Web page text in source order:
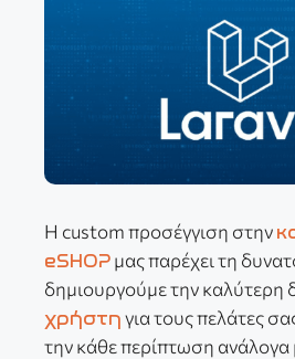
Η custom προσέγγιση στην
eSHOP μας παρέχει τη
δημιουργούμε την καλύτερη
χρήστη για τους πελάτες
την κάθε περίπτωση ανάλογα